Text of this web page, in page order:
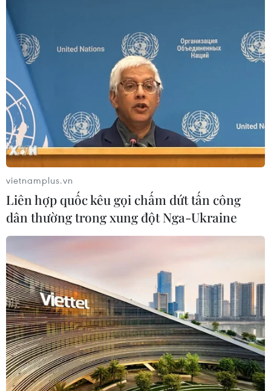
TIN LIÊN QUAN
Những ngôi sao hàng đầu
Hollywood quy tụ tại thảm đỏ Oscar
10/02/2020 01:57
Những ngôi sao hàng đầu của ngành công nghiệp giải
trí đã có mặt tại nhà hát Dolby ở thành phố Los Angeles
của Mỹ để tham dự lễ trao giải Oscar - sự kiện điện ảnh
vietnamplus.vn
Liên hợp quốc kêu gọi chấm dứt tấn công
dân thường trong xung đột Nga-Ukraine